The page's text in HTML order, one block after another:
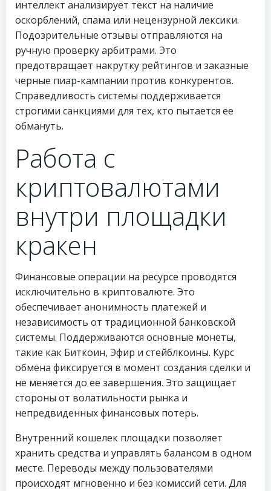
интеллект анализирует текст на наличие
оскорблений, спама или нецензурной лексики.
Подозрительные отзывы отправляются на
ручную проверку арбитрами. Это
предотвращает накрутку рейтингов и заказные
черные пиар-кампании против конкурентов.
Справедливость системы поддерживается
строгими санкциями для тех, кто пытается ее
обмануть.
Работа с
криптовалютами
внутри площадки
кракен
Финансовые операции на ресурсе проводятся
исключительно в криптовалюте. Это
обеспечивает анонимность платежей и
независимость от традиционной банковской
системы. Поддерживаются основные монеты,
такие как Биткоин, Эфир и стейблкоины. Курс
обмена фиксируется в момент создания сделки и
не меняется до ее завершения. Это защищает
стороны от волатильности рынка и
непредвиденных финансовых потерь.
Внутренний кошелек площадки позволяет
хранить средства и управлять балансом в одном
месте. Переводы между пользователями
происходят мгновенно и без комиссий сети. Для